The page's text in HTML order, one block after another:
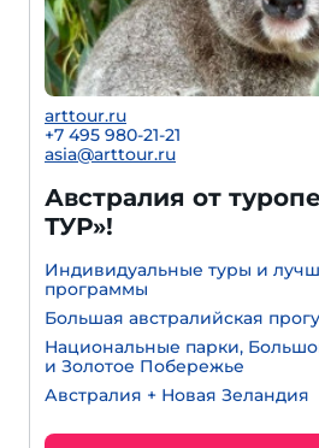
arttour.ru
+7 495 980-21-21
asia@arttour.ru
Австралия от
ТУР»!
Индивидуальные туры и
программы
Большая австралийская
Национальные парки,
и Золотое Побережье
Австралия + Новая Зеландия